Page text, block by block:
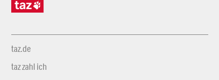
taz.de
taz zahl ich